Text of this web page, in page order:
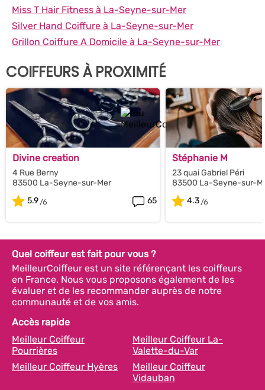
Miss T Hair Fitness à La-Seyne-sur-Mer
Silver Hand Coiffure à La-Seyne-sur-Mer
Grillon Coiffure A Domicile à La-Seyne-sur-Mer
COIFFEURS À PROXIMITÉ
Divine creation
4 Rue Berny
83500 La-Seyne-sur-Mer
5.9
65
Stéphanie M
23 quai Gabriel Péri
83500 La-Seyne-sur-
4.3
Quel coiffeur est fait pour vous ?
MeilleurCoiffeur est un site référençant les coiffeurs
en France. Nous vous proposons également de les
évaluer et de les recommander auprès de notre
communauté et de vos amis.
Accès rapide
Meilleur Coiffeur
Pourrières
Meilleur Coiffeur La-
Valette-du-Var
Meilleur Coiffeur Hyères
Meilleur Coiffeur
Vidauban